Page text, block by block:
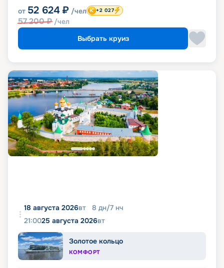
от 52 624 ₽ /чел
57 200₽ /чел
+2 027
Выбрать круиз
18 августа 2026вт 8 дн/7 нч
21:0025 августа 2026вт
Золотое кольцо
КОМФОРТ